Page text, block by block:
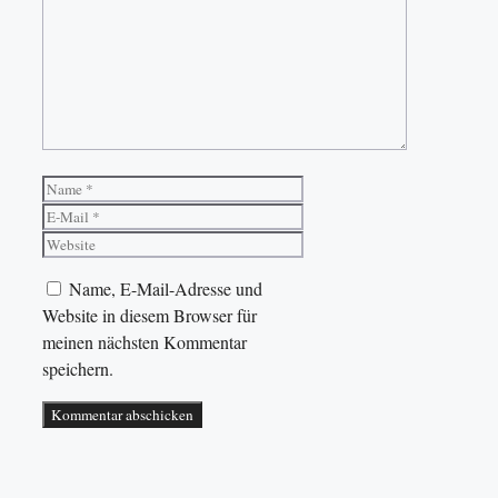
Name
Name, E-Mail-Adresse und
Website in diesem Browser für
meinen nächsten Kommentar
speichern.